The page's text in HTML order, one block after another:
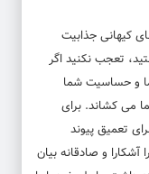
کیهانی جذابیت
تعجب نکنید اگر
و حساسیت شما
می کشاند. برای
تعمیق پیوند
و صادقانه بیان